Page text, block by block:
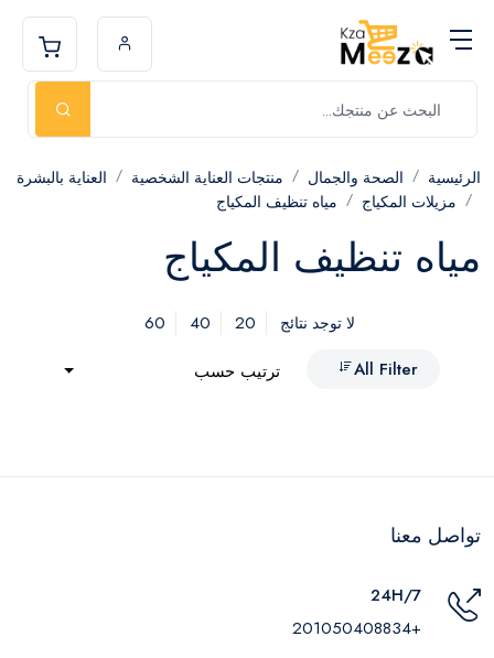
الرئيسية الصحة والجمال منتجات العناية الشخصية
العناية بالبشرة
مزيلات المكياج
مياه تنظيف المكياج
مياه تنظيف المكياج
لا توجد نتائج 20
40
60
All Filter
ترتيب حسب
تواصل معنا
24H/7
+201050408834